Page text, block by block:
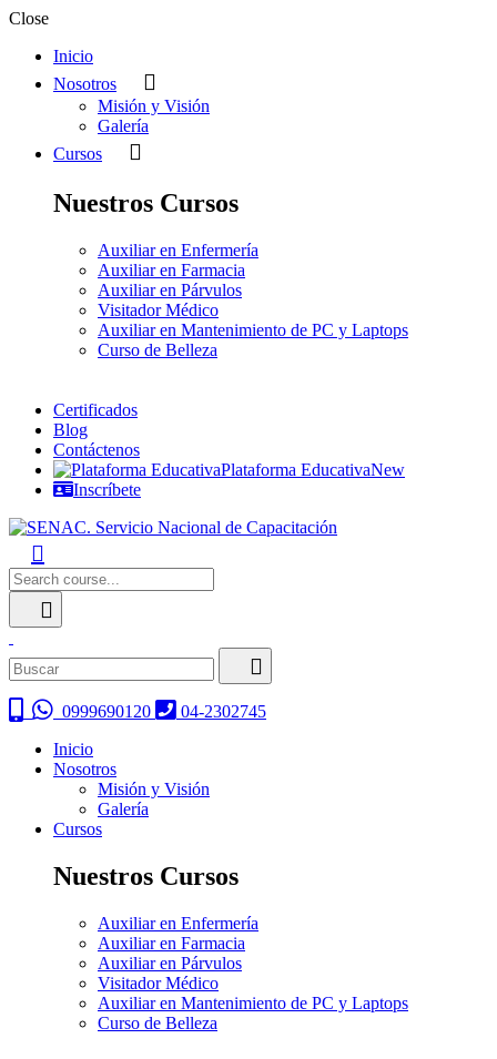
Close
Inicio
Nosotros
Misión y Visión
Galería
Cursos
Nuestros Cursos
Auxiliar en Enfermería
Auxiliar en Farmacia
Auxiliar en Párvulos
Visitador Médico
Auxiliar en Mantenimiento de PC y Laptops
Curso de Belleza
Certificados
Blog
Contáctenos
Plataforma EducativaNew
Inscríbete
0999690120
04-2302745
Inicio
Nosotros
Misión y Visión
Galería
Cursos
Nuestros Cursos
Auxiliar en Enfermería
Auxiliar en Farmacia
Auxiliar en Párvulos
Visitador Médico
Auxiliar en Mantenimiento de PC y Laptops
Curso de Belleza